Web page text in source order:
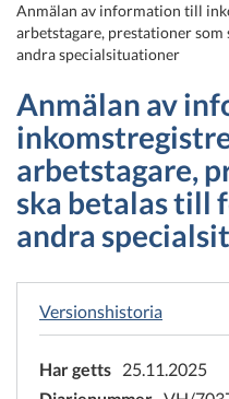
Anmälan av information till
arbetstagare, prestationer
andra specialsituationer
Anmälan av
arbetstagare,
ska betalas till
andra
Versionshistoria
Har getts 25.11.2025